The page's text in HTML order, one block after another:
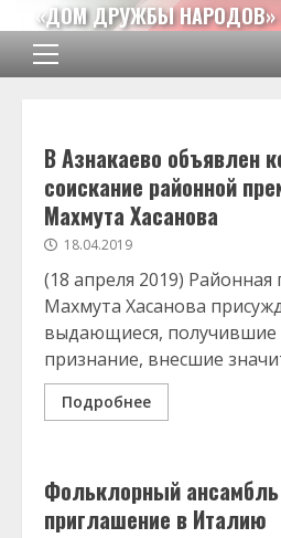
Перейти
к
содержимому
«ДОМ ДРУЖБЫ НАРОДОВ»
Основное
В Азнакаево объявлен
соискание районной
Махмута Хасанова
18.04.2019
(18 апреля 2019)
Махмута Хасанова
выдающиеся, получившие
признание, внесшие
Подробнее
Фольклорный
приглашение в Италию